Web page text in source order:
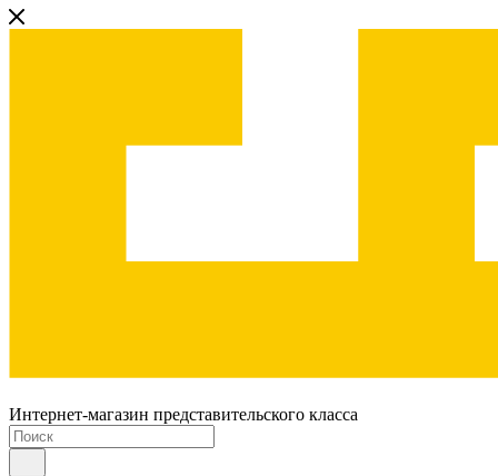
Интернет-магазин представительского класса